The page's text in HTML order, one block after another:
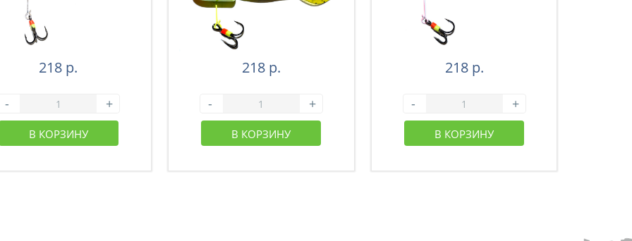
218 р.
- +
В КОРЗИНУ
218 р.
- +
В КОРЗИНУ
218 р.
- +
В КОРЗИНУ